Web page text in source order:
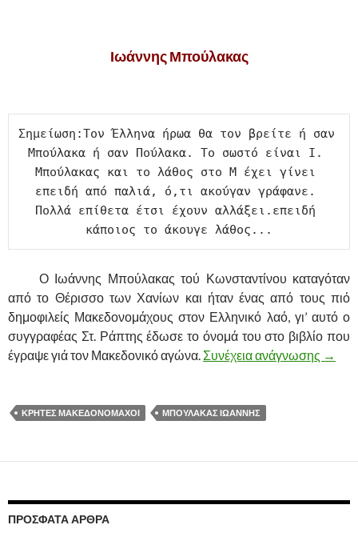
Ιωάννης Μπούλακας
Σημείωση:Τον Έλληνα ήρωα θα τον βρείτε ή σαν
Μπούλακα ή σαν Πούλακα. Το σωστό είναι Ι.
Μπούλακας και το λάθος στο Μ έχει γίνει
επειδή από παλιά, ό,τι ακούγαν γράφανε.
Πολλά επίθετα έτσι έχουν αλλάξει.επειδή
κάποιος το άκουγε λάθος...
Ο Ιωάννης Μπούλακας τού Κωνσταντίνου καταγόταν
από το Θέρισσο των Χανίων και ήταν ένας από τους πιό
δημοφιλείς Μακεδονομάχους στον Ελληνικό λαό, γι’ αυτό ο
συγγραφέας Στ. Ράπτης έδωσε το όνομά του στο βιβλίο που
έγραψε γιά τον Μακεδονικό αγώνα. Συνέχεια ανάγνωσης →
ΚΡΗΤΕΣ ΜΑΚΕΔΟΝΟΜΑΧΟΙ ΜΠΟΥΛΑΚΑΣ ΙΩΑΝΝΗΣ
ΠΡΌΣΦΑΤΑ ΆΡΘΡΑ